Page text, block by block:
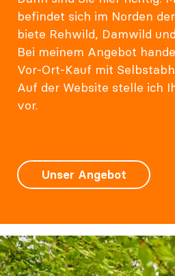
befindet sich im Norden
biete Rehwild, Damwild
Bei meinem Angebot
Vor-Ort-Kauf mit
Auf der Website stelle ich
vor.
Unser Angebot